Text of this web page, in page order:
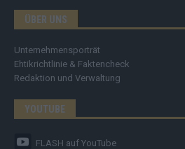
ÜBER UNS
Unternehmensporträt
Ehtikrichtlinie & Faktencheck
Redaktion und Verwaltung
YOUTUBE
FLASH auf YouTube